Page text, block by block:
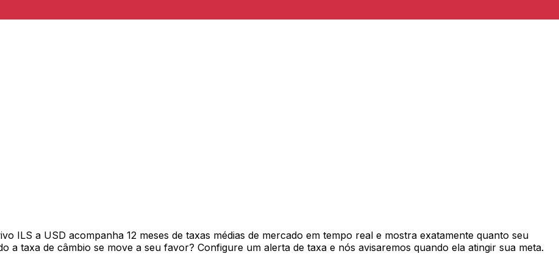
ILS a USD acompanha 12 meses de taxas médias de mercado em tempo real e mostra exatamente quanto seu
a taxa de câmbio se move a seu favor? Configure um alerta de taxa e nós avisaremos quando ela atingir sua meta.